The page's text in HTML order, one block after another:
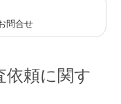
問合せ
依頼に関す